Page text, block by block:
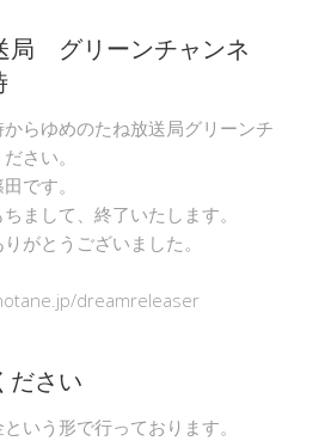
局 グリーンチャンネ
らゆめのたね放送局グリーンチ
さい。
です。
まして、終了いたします。
がとうございました。
dreamreleaser
ださい
いう形で行っております。